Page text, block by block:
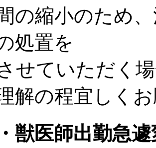
の縮小のため
処置を
せていただく
解の程宜しく
獣医師出勤急